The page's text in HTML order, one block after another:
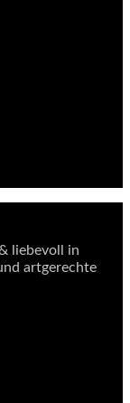
liebevoll in
artgerechte